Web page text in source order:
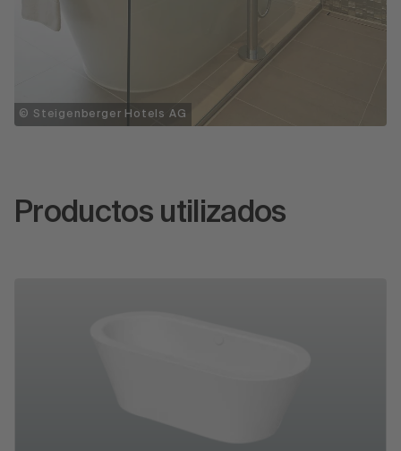
© Steigenberger Hotels AG
Productos utilizados